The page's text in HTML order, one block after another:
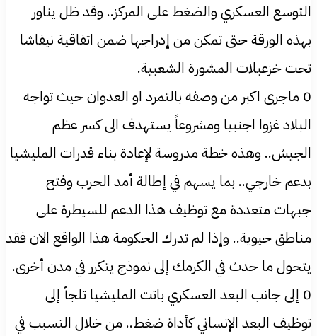
التوسع العسكري والضغط على المركز.. وقد ظل يناور
بهذه الورقة حتى تمكن من إدراجها ضمن اتفاقية نيفاشا
تحت خزعبلات المشورة الشعبية.
0 ماجرى اكبر من وصفه بالتمرد او العدوان حيث تواجه
البلاد غزوا اجنبيا ومشروعاً يستهدف الى كسر عظم
الجيش.. وهذه خطة مدروسة لإعادة بناء قدرات المليشيا
بدعم خارجي.. بما يسهم في إطالة أمد الحرب وفتح
جبهات متعددة مع توظيف هذا الدعم للسيطرة على
مناطق حيوية.. وإذا لم تدرك الحكومة هذا الواقع الان فقد
يتحول ما حدث في الكرمك إلى نموذج يتكرر في مدن أخرى.
0 إلى جانب البعد العسكري باتت المليشيا تلجأ إلى
توظيف البعد الإنساني كأداة ضغط.. من خلال التسبب في